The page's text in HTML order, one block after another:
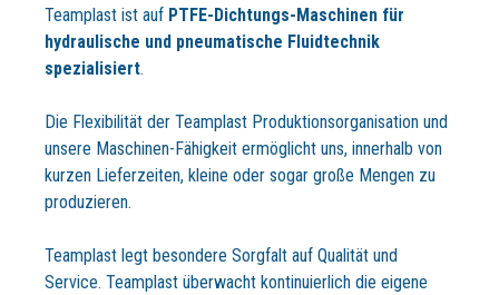
Teamplast ist auf PTFE-Dichtungs-Maschinen für
hydraulische und pneumatische Fluidtechnik
spezialisiert.
Die Flexibilität der Teamplast Produktionsorganisation und
unsere Maschinen-Fähigkeit ermöglicht uns, innerhalb von
kurzen Lieferzeiten, kleine oder sogar große Mengen zu
produzieren.
Teamplast legt besondere Sorgfalt auf Qualität und
Service. Teamplast überwacht kontinuierlich die eigene